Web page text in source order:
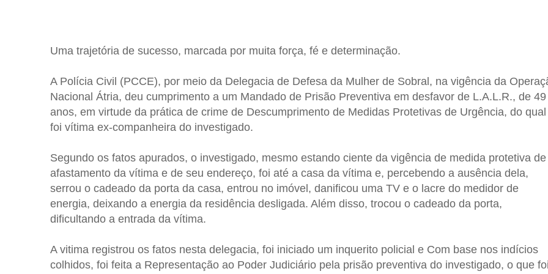
Uma trajetória de sucesso, marcada por muita força, fé e determinação.
A Polícia Civil (PCCE), por meio da Delegacia de Defesa da Mulher de Sobral, na vigência da
Nacional Átria, deu cumprimento a um Mandado de Prisão Preventiva em desfavor de L.A.L.R., de 49
anos, em virtude da prática de crime de Descumprimento de Medidas Protetivas de Urgência, do qual
foi vítima ex-companheira do investigado.
Segundo os fatos apurados, o investigado, mesmo estando ciente da vigência de medida protetiva de
afastamento da vítima e de seu endereço, foi até a casa da vítima e, percebendo a ausência dela,
serrou o cadeado da porta da casa, entrou no imóvel, danificou uma TV e o lacre do medidor de
energia, deixando a energia da residência desligada. Além disso, trocou o cadeado da porta,
dificultando a entrada da vítima.
A vitima registrou os fatos nesta delegacia, foi iniciado um inquerito policial e Com base nos indícios
colhidos, foi feita a Representação ao Poder Judiciário pela prisão preventiva do investigado, o que